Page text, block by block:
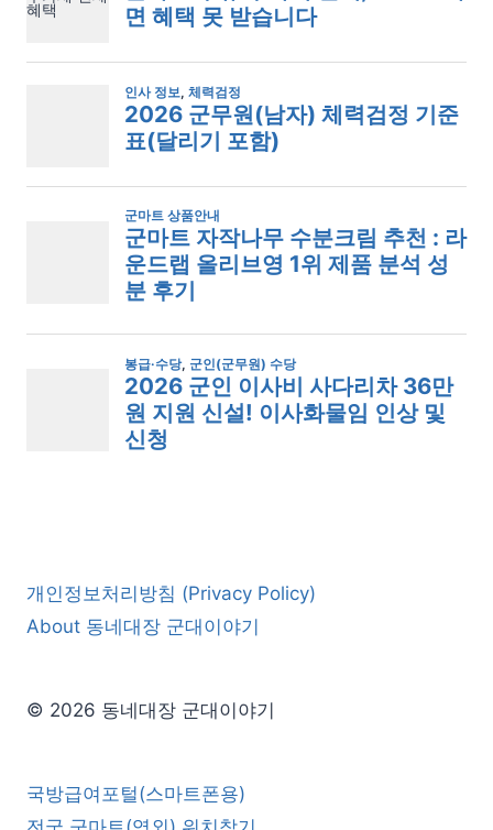
개인정보처리방침 (Privacy Policy)
About 동네대장 군대이야기
© 2026 동네대장 군대이야기
국방급여포털(스마트폰용)